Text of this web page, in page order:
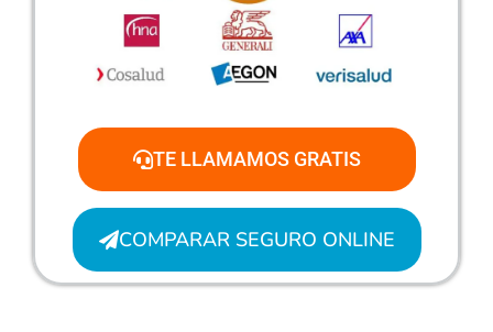
TE LLAMAMOS GRATIS
COMPARAR SEGURO ONLINE